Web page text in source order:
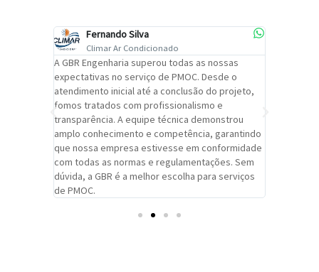
Fernando Silva
Climar Ar Condicionado
A GBR Engenharia superou todas as nossas
expectativas no serviço de PMOC. Desde o
atendimento inicial até a conclusão do projeto,
fomos tratados com profissionalismo e
transparência. A equipe técnica demonstrou
amplo conhecimento e competência, garantindo
que nossa empresa estivesse em conformidade
com todas as normas e regulamentações. Sem
dúvida, a GBR é a melhor escolha para serviços
de PMOC.